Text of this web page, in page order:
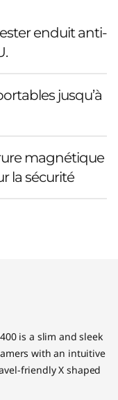
enduit anti-
jusqu’à
magnétique
la sécurité
is a slim and sleek
with an intuitive
friendly X shaped